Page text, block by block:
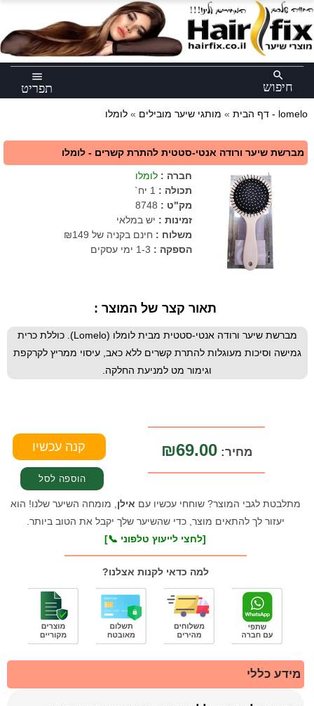
menu
תפריט
search
חיפוש
דף הבית » מותגי שיער מובילים » לומלו - lomelo
מברשת שיער ורודה אנטי-סטטית להתרת קשרים - לומלו
חברה : לומלו
תכולה : 1 יח`
מק"ט :
8748
זמינות : יש במלאי
משלוח : חינם בקניה של ₪149
הספקה : 1-3 ימי עסקים
תאור קצר של המוצר :
מברשת שיער ורודה אנטי-סטטית מבית לומלו (Lomelo). כוללת כרית
גמישה וסיכות מעוגלות להתרת קשרים ללא כאב, עיסוי ממריץ לקרקפת
וגימור מט למניעת החלקה.
מחיר:₪69.00
מתלבטת לגבי המוצר? שוחחי עכשיו עם אילן , מומחה השיער שלנו! הוא
יעזור לך להתאים מוצר, כדי שהשיער שלך יקבל את הטוב ביותר.
[לחצי לייעוץ טלפוני 📞]
למה כדאי לקנות אצלנו?
מידע כללי
×